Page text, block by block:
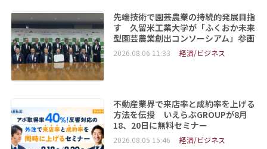
先端技術で園芸農業の持続的発展目指
す 久留米工業大学が「ふくおか未来
型園芸農業創出コンソーシアム」参画
2026.08.06 11:33 経済/ビジネス
不動産業界で来店率と成約率を上げる
方法を伝授 いえらぶGROUPが8月
18、20日に無料セミナー
2026.08.05 15:46 経済/ビジネス